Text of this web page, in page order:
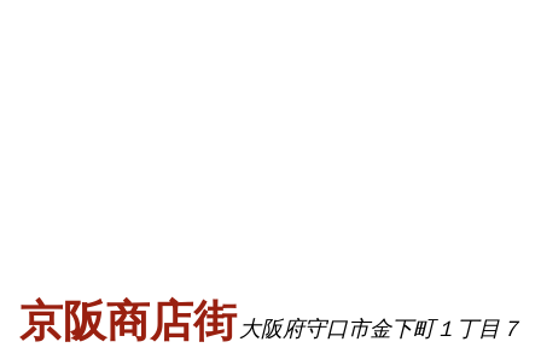
京阪商店街 大阪府守口市金下町１丁目７